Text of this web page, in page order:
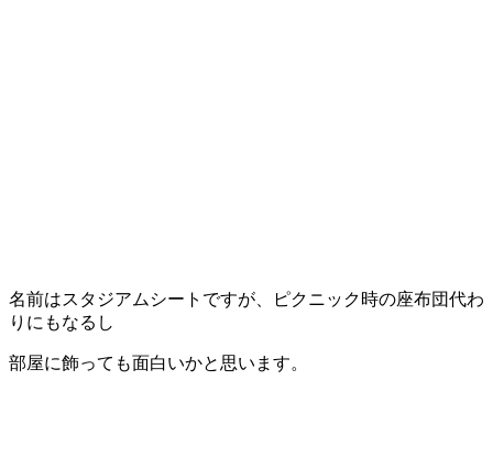
名前はスタジアムシートですが、ピクニック時の座布団代わ
りにもなるし
部屋に飾っても面白いかと思います。